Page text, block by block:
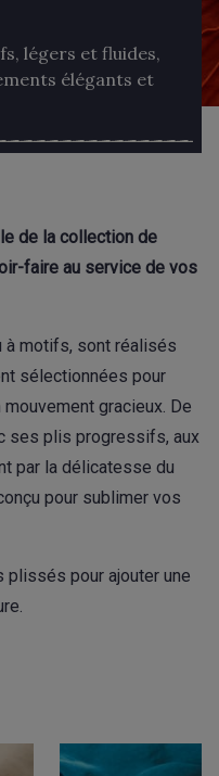
légers et fluides,
élégants et
de la collection de
faire au service de vos
à motifs, sont réalisés
sélectionnées pour
gracieux. De
ses plis progressifs, aux
par la délicatesse du
pour sublimer vos
plissés pour ajouter une